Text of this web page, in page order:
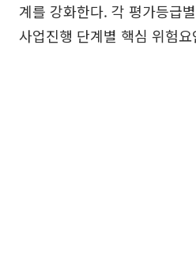
계를 강화한다. 각 평가등급
사업진행 단계별 핵심 위험